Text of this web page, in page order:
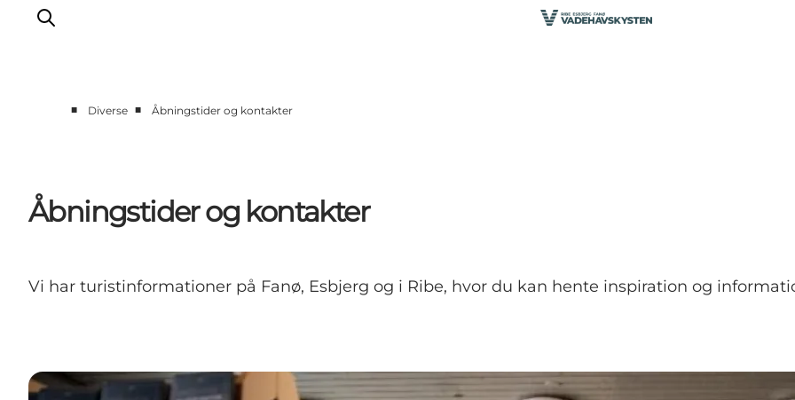
Oplev Fanø
Oplev Mandø
Det Sker
■ Diverse ■ Åbningstider og kontakter
Åbningstider og kontakter
Vi har turistinformationer på Fanø, Esbjerg og i Ribe, hvor du kan hente inspiration og